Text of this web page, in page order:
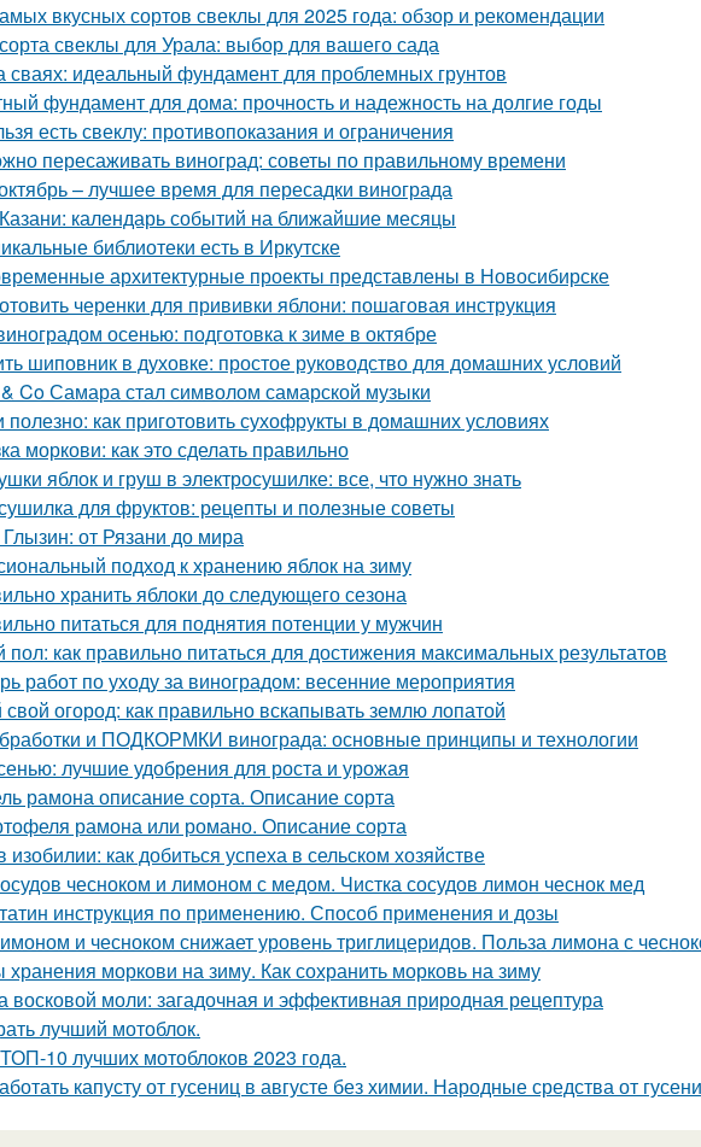
вкусных сортов свеклы для 2025 года: обзор и рекомендации
свеклы для Урала: выбор для вашего сада
сваях: идеальный фундамент для проблемных грунтов
фундамент для дома: прочность и надежность на долгие годы
есть свеклу: противопоказания и ограничения
пересаживать виноград: советы по правильному времени
– лучшее время для пересадки винограда
календарь событий на ближайшие месяцы
библиотеки есть в Иркутске
архитектурные проекты представлены в Новосибирске
черенки для прививки яблони: пошаговая инструкция
осенью: подготовка к зиме в октябре
шиповник в духовке: простое руководство для домашних условий
Co Самара стал символом самарской музыки
полезно: как приготовить сухофрукты в домашних условиях
моркови: как это сделать правильно
яблок и груш в электросушилке: все, что нужно знать
для фруктов: рецепты и полезные советы
от Рязани до мира
подход к хранению яблок на зиму
хранить яблоки до следующего сезона
питаться для поднятия потенции у мужчин
как правильно питаться для достижения максимальных результатов
работ по уходу за виноградом: весенние мероприятия
огород: как правильно вскапывать землю лопатой
и ПОДКОРМКИ винограда: основные принципы и технологии
лучшие удобрения для роста и урожая
рамона описание сорта. Описание сорта
рамона или романо. Описание сорта
как добиться успеха в сельском хозяйстве
чесноком и лимоном с медом. Чистка сосудов лимон чеснок мед
инструкция по применению. Способ применения и дозы
и чесноком снижает уровень триглицеридов. Польза лимона с
моркови на зиму. Как сохранить морковь на зиму
восковой моли: загадочная и эффективная природная рецептура
лучший мотоблок.
10 лучших мотоблоков 2023 года.
капусту от гусениц в августе без химии. Народные средства от